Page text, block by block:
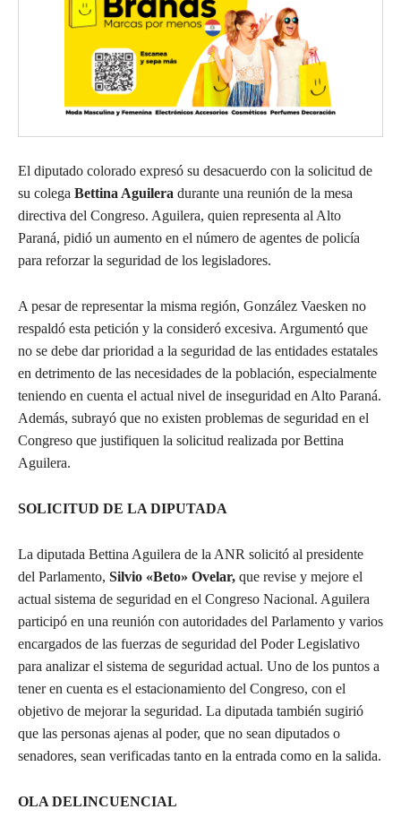
El diputado colorado expresó su desacuerdo con la solicitud de
su colega Bettina Aguilera durante una reunión de la mesa
directiva del Congreso. Aguilera, quien representa al Alto
Paraná, pidió un aumento en el número de agentes de policía
para reforzar la seguridad de los legisladores.
A pesar de representar la misma región, González Vaesken no
respaldó esta petición y la consideró excesiva. Argumentó que
no se debe dar prioridad a la seguridad de las entidades estatales
en detrimento de las necesidades de la población, especialmente
teniendo en cuenta el actual nivel de inseguridad en Alto Paraná.
Además, subrayó que no existen problemas de seguridad en el
Congreso que justifiquen la solicitud realizada por Bettina
Aguilera.
SOLICITUD DE LA DIPUTADA
La diputada Bettina Aguilera de la ANR solicitó al presidente
del Parlamento, Silvio «Beto» Ovelar, que revise y mejore el
actual sistema de seguridad en el Congreso Nacional. Aguilera
participó en una reunión con autoridades del Parlamento y varios
encargados de las fuerzas de seguridad del Poder Legislativo
para analizar el sistema de seguridad actual. Uno de los puntos a
tener en cuenta es el estacionamiento del Congreso, con el
objetivo de mejorar la seguridad. La diputada también sugirió
que las personas ajenas al poder, que no sean diputados o
senadores, sean verificadas tanto en la entrada como en la salida.
OLA DELINCUENCIAL